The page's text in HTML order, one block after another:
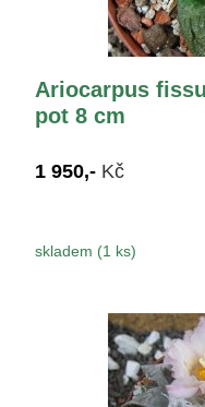
Ariocarpus
pot 8 cm
1 950,- Kč
skladem (1 ks)